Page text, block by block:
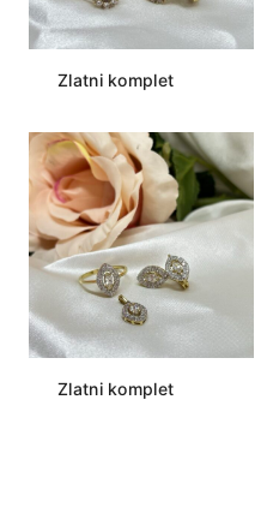
Zlatni komplet
Zlatni komplet